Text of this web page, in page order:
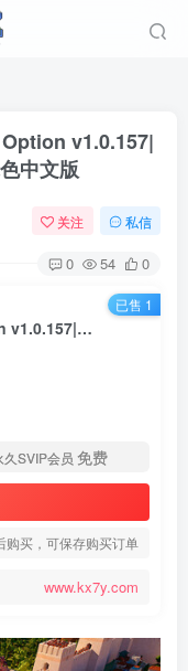
v1.0.157|
中文版
关注 私信
0 54 0
要战便战/Diplomacy is Not an Option v1.0.157|策略模拟|容量11.2GB|免安装绿色中文版
久SVIP会员 免费
购买，可保存购买订单
www.kx7y.com
已售 1